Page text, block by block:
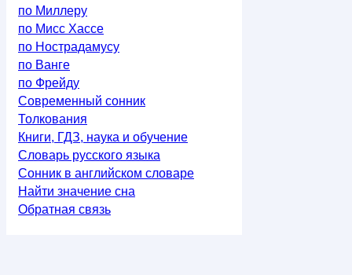
по Миллеру
по Мисс Хассе
по Нострадамусу
по Ванге
по Фрейду
Современный сонник
Толкования
Книги, ГДЗ, наука и обучение
Словарь русского языка
Сонник в английском словаре
Найти значение сна
Обратная связь